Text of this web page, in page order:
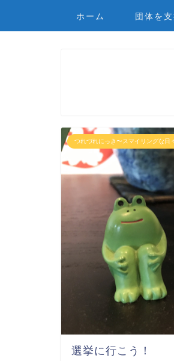
ホーム 団体を
つれづれにっき〜スマイリングな日
選挙に行こう！